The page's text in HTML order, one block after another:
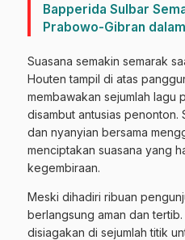
Bapperida Sulbar
Prabowo-Gibran
Suasana semakin semarak
Houten tampil di atas
membawakan sejumlah lagu
disambut antusias penonton.
dan nyanyian bersama
menciptakan suasana yang
kegembiraan.
Meski dihadiri ribuan
berlangsung aman dan
disiagakan di sejumlah titik